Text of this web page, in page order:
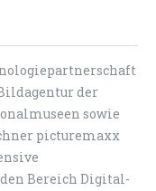
der
sowie
picturemaxx
Bereich Digital-